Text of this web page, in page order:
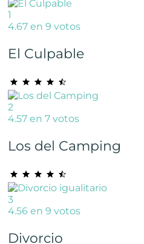
1
4.67 en 9 votos
El Culpable
2
4.57 en 7 votos
Los del Camping
3
4.56 en 9 votos
Divorcio